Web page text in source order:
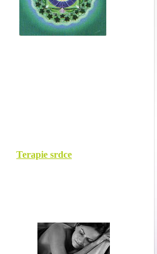
Terapie srdce